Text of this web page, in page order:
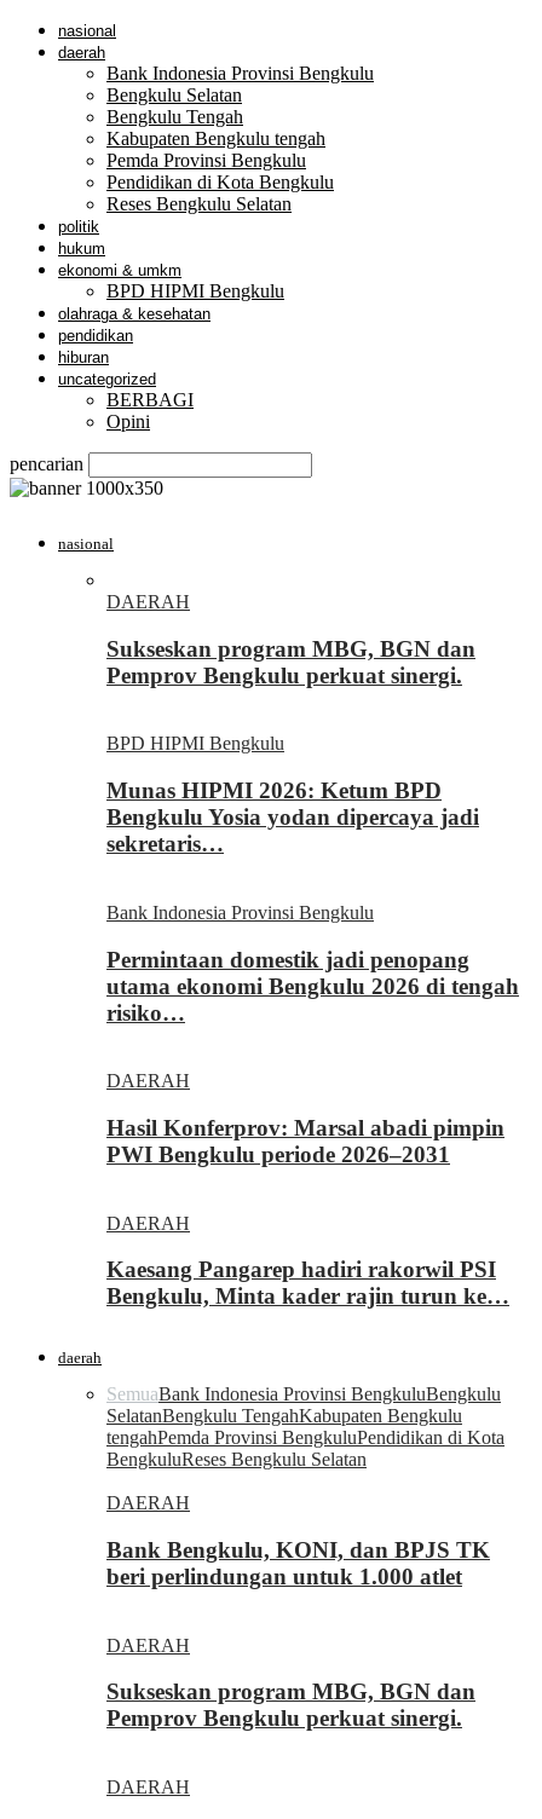
nasional
daerah
Bank Indonesia Provinsi Bengkulu
Bengkulu Selatan
Bengkulu Tengah
Kabupaten Bengkulu tengah
Pemda Provinsi Bengkulu
Pendidikan di Kota Bengkulu
Reses Bengkulu Selatan
politik
hukum
ekonomi & umkm
BPD HIPMI Bengkulu
olahraga & kesehatan
pendidikan
hiburan
uncategorized
BERBAGI
Opini
pencarian
nasional
DAERAH
Sukseskan program MBG, BGN dan
Pemprov Bengkulu perkuat sinergi.
BPD HIPMI Bengkulu
Munas HIPMI 2026: Ketum BPD
Bengkulu Yosia yodan dipercaya jadi
sekretaris…
Bank Indonesia Provinsi Bengkulu
Permintaan domestik jadi penopang
utama ekonomi Bengkulu 2026 di tengah
risiko…
DAERAH
Hasil Konferprov: Marsal abadi pimpin
PWI Bengkulu periode 2026–2031
DAERAH
Kaesang Pangarep hadiri rakorwil PSI
Bengkulu, Minta kader rajin turun ke…
daerah
SemuaBank Indonesia Provinsi BengkuluBengkulu
SelatanBengkulu TengahKabupaten Bengkulu
tengahPemda Provinsi BengkuluPendidikan di Kota
BengkuluReses Bengkulu Selatan
DAERAH
Bank Bengkulu, KONI, dan BPJS TK
beri perlindungan untuk 1.000 atlet
DAERAH
Sukseskan program MBG, BGN dan
Pemprov Bengkulu perkuat sinergi.
DAERAH